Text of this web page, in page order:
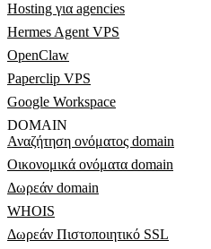
Hosting για agencies
Hermes Agent VPS
OpenClaw
Paperclip VPS
Google Workspace
DOMAIN
Αναζήτηση ονόματος domain
Οικονομικά ονόματα domain
Δωρεάν domain
WHOIS
Δωρεάν Πιστοποιητικό SSL